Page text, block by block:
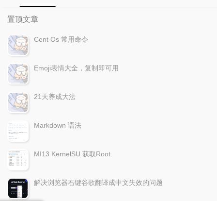
置顶文章
Cent Os 常用命令
Emoji表情大全，复制即可用
21天养成大法
Markdown 语法
MI13 KernelSU 获取Root
解决浏览器右键谷歌翻译成中文失效的问题